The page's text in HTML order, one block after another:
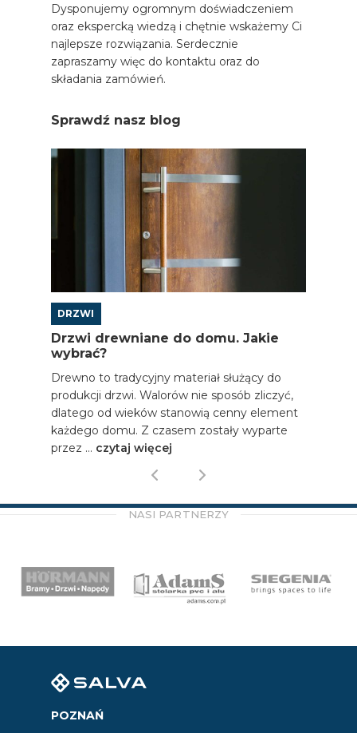
Dysponujemy ogromnym doświadczeniem
oraz ekspercką wiedzą i chętnie wskażemy Ci
najlepsze rozwiązania. Serdecznie
zapraszamy więc do kontaktu oraz do
składania zamówień.
Sprawdź nasz blog
DRZWI
Drzwi drewniane do domu. Jakie
wybrać?
Drewno to tradycyjny materiał służący do
produkcji drzwi. Walorów nie sposób zliczyć,
dlatego od wieków stanowią cenny element
każdego domu. Z czasem zostały wyparte
przez ... czytaj więcej
NASI PARTNERZY
POZNAŃ